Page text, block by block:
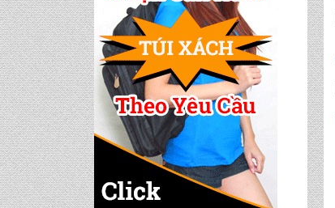
CẶP HỌC SINH MS: